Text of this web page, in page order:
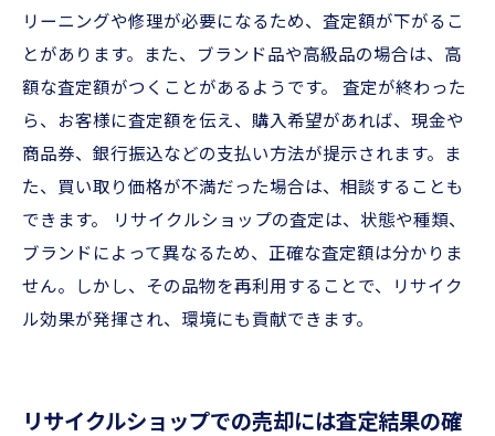
リーニングや修理が必要になるため、査定額が下がるこ
とがあります。また、ブランド品や高級品の場合は、高
額な査定額がつくことがあるようです。 査定が終わった
ら、お客様に査定額を伝え、購入希望があれば、現金や
商品券、銀行振込などの支払い方法が提示されます。ま
た、買い取り価格が不満だった場合は、相談することも
できます。 リサイクルショップの査定は、状態や種類、
ブランドによって異なるため、正確な査定額は分かりま
せん。しかし、その品物を再利用することで、リサイク
ル効果が発揮され、環境にも貢献できます。
リサイクルショップでの売却には査定結果の確